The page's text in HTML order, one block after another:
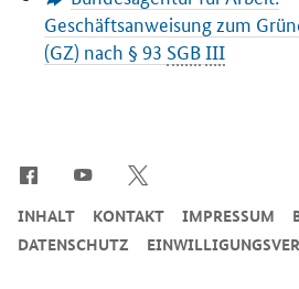
Geschäftsanweisung zum
(GZ) nach § 93 SGBIII
INHALT KONTAKT IMPRESSUM
DATENSCHUTZ